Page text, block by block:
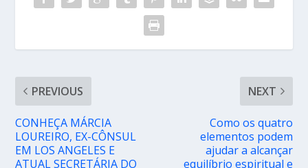
PREVIOUS
CONHEÇA MÁRCIA
LOUREIRO, EX-CÔNSUL
EM LOS ANGELES E
ATUAL SECRETÁRIA DO
NEXT
Como os quatro
elementos podem
ajudar a alcançar
equilíbrio espiritual e